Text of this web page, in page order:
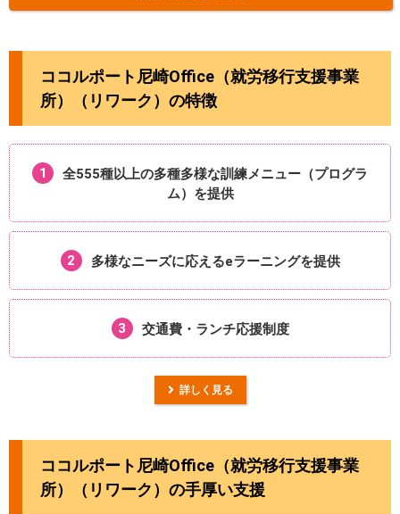
ココルポート尼崎Office（就労移行支援事業
所）（リワーク）の特徴
1 全555種以上の多種多様な訓練メニュー（プログラ
ム）を提供
2 多様なニーズに応えるeラーニングを提供
3 交通費・ランチ応援制度
詳しく見る
ココルポート尼崎Office（就労移行支援事業
所）（リワーク）の手厚い支援